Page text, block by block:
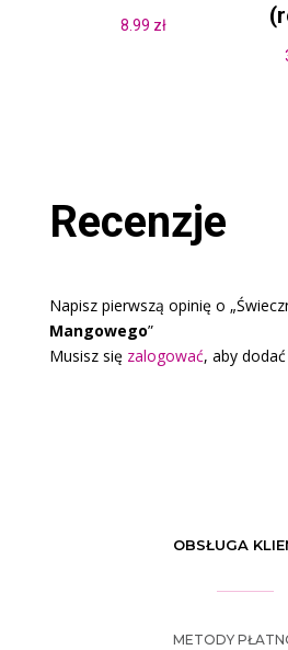
8.99 zł
Recenzje
Napisz pierwszą opinię o
Mangowego”
Musisz się zalogować, aby
OBSŁUGA
METODY